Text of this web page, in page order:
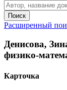
Поиск
Расширенный
Денисова,
физико-
Карточка